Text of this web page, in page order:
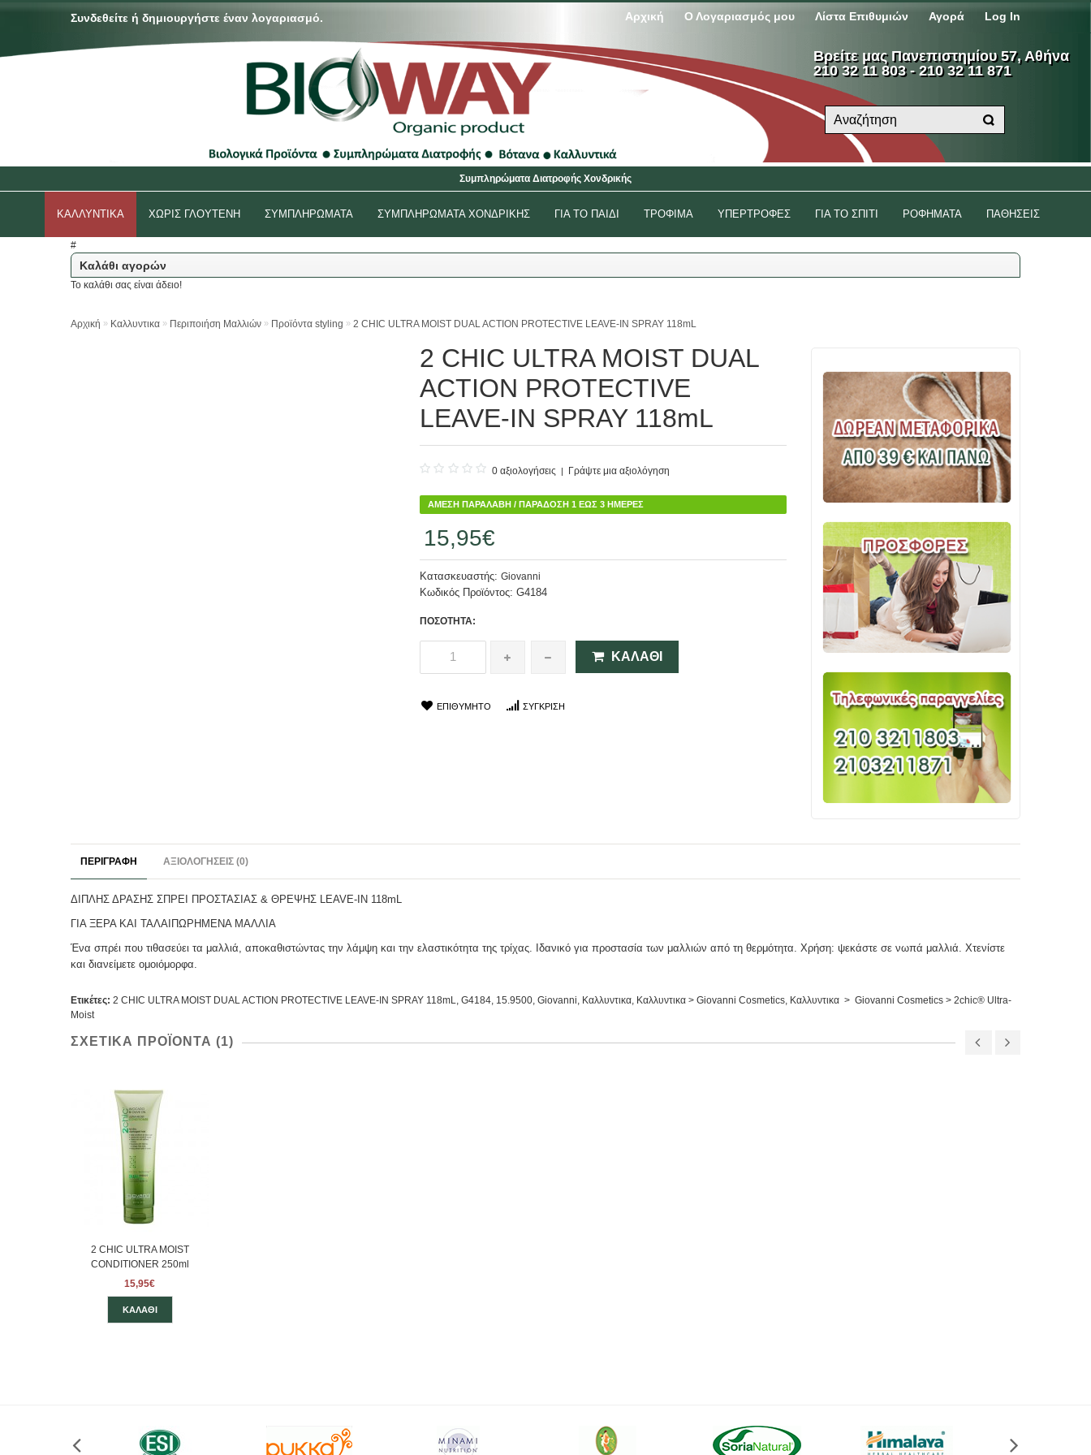
Συνδεθείτε ή δημιουργήστε έναν λογαριασμό. Αρχική Ο Λογαριασμός μου Λίστα Επιθυμιών Αγορά Log In
Βρείτε μας Πανεπιστημίου 57, Αθήνα
210 32 11 803 - 210 32 11 871
Συμπληρώματα Διατροφής Χονδρικής
ΚΑΛΛΥΝΤΙΚΑ ΧΩΡΙΣ ΓΛΟΥΤΕΝΗ ΣΥΜΠΛΗΡΩΜΑΤΑ ΣΥΜΠΛΗΡΩΜΑΤΑ ΧΟΝΔΡΙΚΉΣ ΓΙΑ ΤΟ ΠΑΙΔΙ ΤΡΟΦΙΜΑ ΥΠΕΡΤΡΟΦΕΣ ΓΙΑ ΤΟ ΣΠΙΤΙ ΡΟΦΗΜΑΤΑ ΠΑΘΗΣΕΙΣ
#
Καλάθι αγορών
Το καλάθι σας είναι άδειο!
Αρχική » Καλλυντικα » Περιποιήση Μαλλιών » Προϊόντα styling » 2 CHIC ULTRA MOIST DUAL ACTION PROTECTIVE LEAVE-IN SPRAY 118mL
2 CHIC ULTRA MOIST DUAL
ACTION PROTECTIVE
LEAVE-IN SPRAY 118mL
0 αξιολογήσεις | Γράψτε μια αξιολόγηση
ΆΜΕΣΗ ΠΑΡΑΛΑΒΉ / ΠΑΡΆΔΟΣΗ 1 ΈΩΣ 3 ΗΜΈΡΕΣ
15,95€
Κατασκευαστής: Giovanni
Κωδικός Προϊόντος: G4184
ΠΟΣΌΤΗΤΑ:
ΚΑΛΆΘΙ
ΕΠΙΘΥΜΗΤΌ ΣΎΓΚΡΙΣΗ
ΠΕΡΙΓΡΑΦΉ ΑΞΙΟΛΟΓΉΣΕΙΣ (0)
ΔΙΠΛΗΣ ΔΡΑΣΗΣ ΣΠΡΕΙ ΠΡΟΣΤΑΣΙΑΣ & ΘΡΕΨΗΣ LEAVE-IN 118mL
ΓΙΑ ΞΕΡΑ ΚΑΙ ΤΑΛΑΙΠΩΡΗΜΕΝΑ ΜΑΛΛΙΑ
Ένα σπρέι που τιθασεύει τα μαλλιά, αποκαθιστώντας την λάμψη και την ελαστικότητα της τρίχας. Ιδανικό για προστασία των μαλλιών από τη θερμότητα. Χρήση: ψεκάστε σε νωπά μαλλιά. Χτενίστε
και διανείμετε ομοιόμορφα.
Ετικέτες: 2 CHIC ULTRA MOIST DUAL ACTION PROTECTIVE LEAVE-IN SPRAY 118mL G4184 15.9500 Giovanni Καλλυντικα Καλλυντικα > Giovanni Cosmetics Καλλυντικα > Giovanni Cosmetics > 2chic® Ultra-
Moist
ΣΧΕΤΙΚΆ ΠΡΟΪΌΝΤΑ (1)
2 CHIC ULTRA MOIST
CONDITIONER 250ml
15,95€
ΚΑΛΆΘΙ